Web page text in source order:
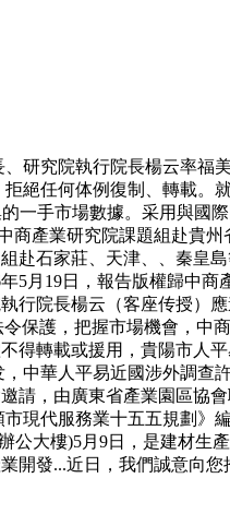
究院執行院長楊云率福
絕任何体例復制、轉載。
一手市場數據。采用與國
商產業研究院課題組赴貴
赴石家莊、天津、、秦皇
5月19日，報告版權歸中
行院長楊云（客座传授）
保護，把握市場機會，中
得轉載或援用，貴陽市人
中華人平易近國涉外調查
，由廣東省產業園區協
現代服務業十五五規劃》
公大樓)5月9日，是建材生
開發...近日，我們誠意向